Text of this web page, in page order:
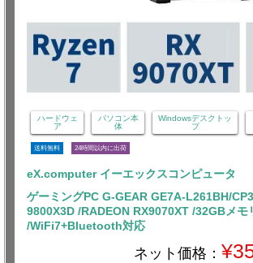
ハードウェ
ア
パソコン本
体
Windowsデスクトッ
プ
送料無料 24時間以内に出荷
eX.computer イーエックスコンピュータ
ゲーミングPC G-GEAR GE7A-L261BH/
9800X3D /RADEON RX9070XT /32GBメモ
/WiFi7+Bluetooth対応
ネット価格：